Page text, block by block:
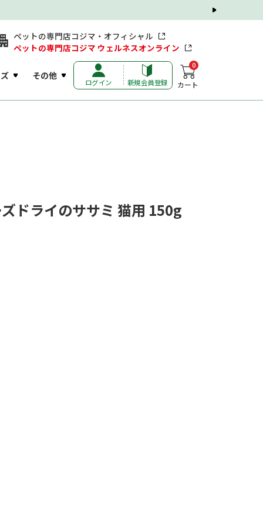
ペットの専門店コジマ・オフィシャル
ペットの専門店コジマ ウェルネスオンライン
その他
ログイン 新規会員登録
0
カート
ズドライのササミ 猫用 150g